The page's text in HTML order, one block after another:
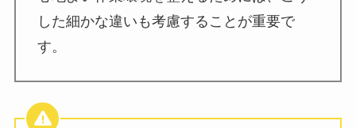
した細かな違いも考慮することが重要で
す。